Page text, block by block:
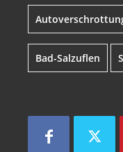
Bad-Salzuflen